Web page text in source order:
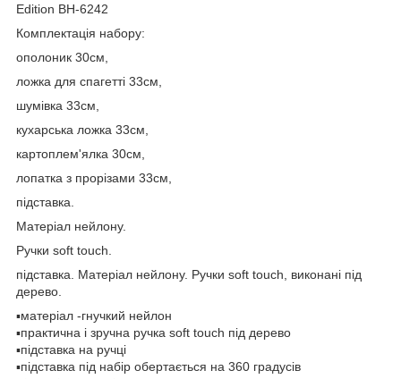
Edition BH-6242
Комплектація набору:
ополоник 30см,
ложка для спагетті 33см,
шумівка 33см,
кухарська ложка 33см,
картоплем'ялка 30см,
лопатка з прорізами 33см,
підставка.
Матеріал нейлону.
Ручки soft touch.
підставка. Матеріал нейлону. Ручки soft touch, виконані під
дерево.
▪матеріал -гнучкий нейлон
▪практична і зручна ручка soft touch під дерево
▪підставка на ручці
▪підставка під набір обертається на 360 градусів